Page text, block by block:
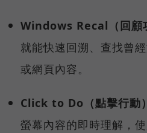
Windows Recal（回顧
就能快速回溯、查找曾
或網頁內容。
Click to Do（點擊行動
螢幕內容的即時理解，